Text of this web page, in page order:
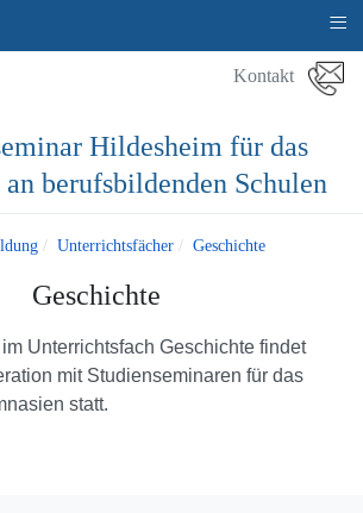
Kontakt
Hildesheim für das
berufsbildenden Schulen
Unterrichtsfächer Geschichte
Geschichte
Unterrichtsfach Geschichte findet
mit Studienseminaren für das
statt.
≡